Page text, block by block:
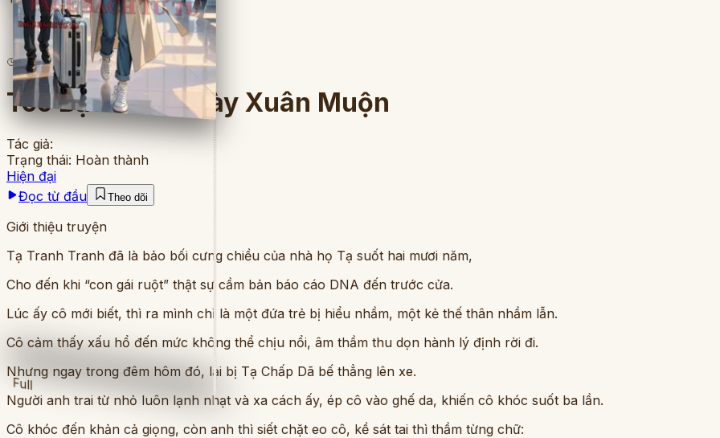
Full
2lượt đọc· 20chương
Tóc Bạc Tiếc Ngày Xuân Muộn
Tác giả:
Trạng thái: Hoàn thành
Hiện đại
Đọc từ đầu
Theo dõi
Giới thiệu truyện
Tạ Tranh Tranh đã là bảo bối cưng chiều của nhà họ Tạ suốt hai mươi năm,
Cho đến khi “con gái ruột” thật sự cầm bản báo cáo DNA đến trước cửa.
Lúc ấy cô mới biết, thì ra mình chỉ là một đứa trẻ bị hiểu nhầm, một kẻ thế thân nhầm lẫn.
Cô cảm thấy xấu hổ đến mức không thể chịu nổi, âm thầm thu dọn hành lý định rời đi.
Nhưng ngay trong đêm hôm đó, lại bị Tạ Chấp Dã bế thẳng lên xe.
Người anh trai từ nhỏ luôn lạnh nhạt và xa cách ấy, ép cô vào ghế da, khiến cô khóc suốt ba lần.
Cô khóc đến khản cả giọng, còn anh thì siết chặt eo cô, kề sát tai thì thầm từng chữ: